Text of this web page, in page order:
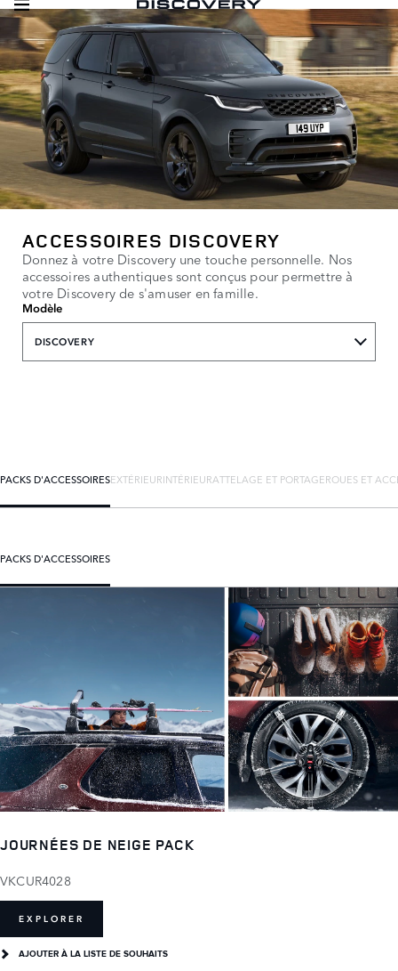
ACCESSOIRES DISCOVERY
Donnez à votre Discovery une touche personnelle. Nos
accessoires authentiques sont conçus pour permettre à
votre Discovery de s'amuser en famille.
Modèle
DISCOVERY
PACKS D'ACCESSOIRESEXTÉRIEURINTÉRIEURATTELAGE ET PORTAGEROUES ET
PACKS D'ACCESSOIRES
JOURNÉES DE NEIGE PACK
VKCUR4028
EXPLORER
AJOUTER À LA LISTE DE SOUHAITS